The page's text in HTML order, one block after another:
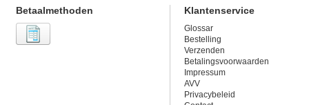
Betaalmethoden Klantenservice
Glossar
Bestelling
Verzenden
Betalingsvoorwaarden
Impressum
AVV
Privacybeleid